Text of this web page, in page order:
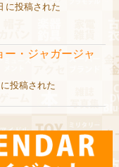
に投稿された
ー・ジャガージャ
投稿された